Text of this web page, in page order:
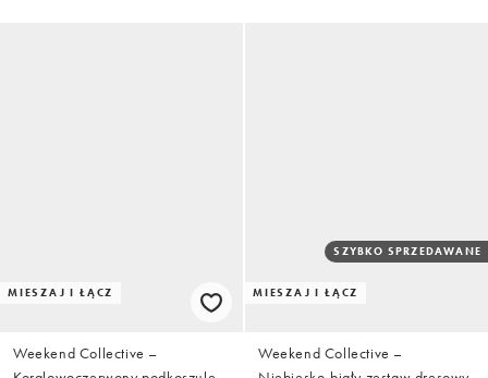
MIESZAJ I ŁĄCZ
Weekend Collective –
MIESZAJ I ŁĄCZ
SZYBKO SPRZEDAWANE
Weekend Collective –